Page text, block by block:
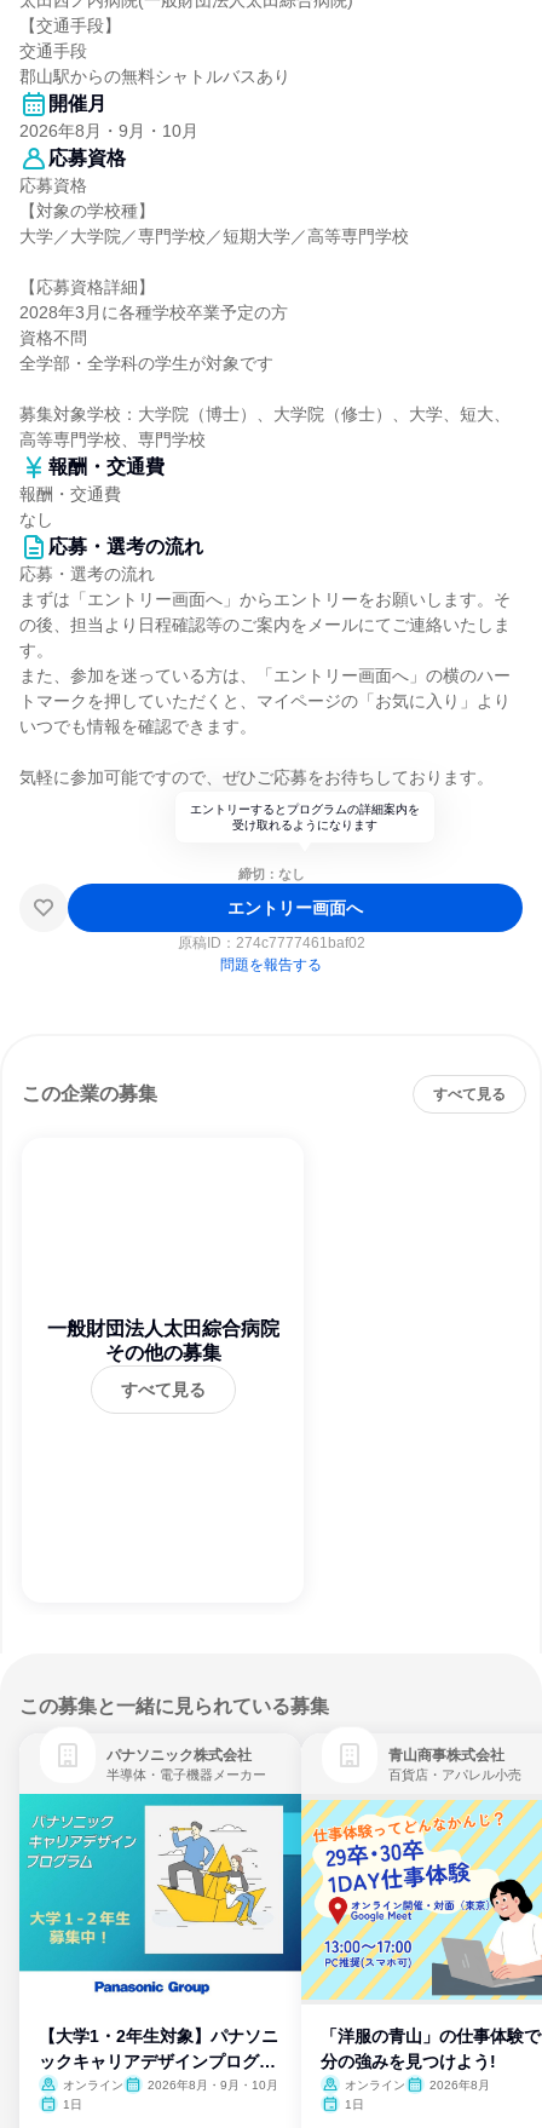
【交通手段】
交通手段
郡山駅からの無料シャトルバスあり
開催月
2026年8月・9月・10月
応募資格
応募資格
【対象の学校種】
大学／大学院／専門学校／短期大学／高等専門学校
【応募資格詳細】
2028年3月に各種学校卒業予定の方
資格不問
全学部・全学科の学生が対象です
募集対象学校：大学院（博士）、大学院（修士）、大学、短大、
高等専門学校、専門学校
報酬・交通費
報酬・交通費
なし
応募・選考の流れ
応募・選考の流れ
まずは「エントリー画面へ」からエントリーをお願いします。そ
の後、担当より日程確認等のご案内をメールにてご連絡いたしま
す。
また、参加を迷っている方は、「エントリー画面へ」の横のハー
トマークを押していただくと、マイページの「お気に入り」より
いつでも情報を確認できます。
気軽に参加可能ですので、ぜひご応募をお待ちしております。
エントリーするとプログラムの詳細案内を
受け取れるようになります
締切：なし
エントリー画面へ
原稿ID： 274c7777461baf02
問題を報告する
この企業の募集 すべて見る
一般財団法人太田綜合病院
その他の募集
すべて見る
この募集と一緒に見られている募集
パナソニック株式会社
半導体・電子機器メーカー
【大学1・2年生対象】パナソニ
ックキャリアデザインプログラ
ム
オンライン
2026年8月・9月・10月
1日
青山商事株式会社
百貨店・アパレル小売
「洋服の青山」の仕事体験
分の強みを見つけよう!
オンライン
2026年8月
1日